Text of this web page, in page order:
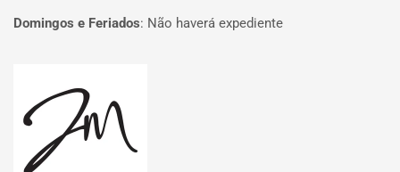
Domingos e Feriados: Não haverá expediente